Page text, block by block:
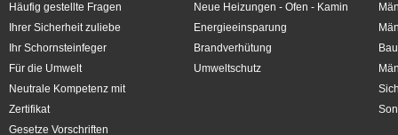
Häufig gestellte Fragen
Ihrer Sicherheit zuliebe
Ihr Schornsteinfeger
Für die Umwelt
Neutrale Kompetenz mit
Zertifikat
Gesetze Vorschriften
Neue Heizungen - Ofen - Kamin
Energieeinsparung
Brandverhütung
Umweltschutz